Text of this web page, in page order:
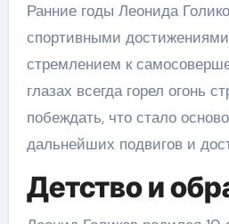
Ранние годы Леонида
спортивными
стремлением к
глазах всегда горел огонь
побеждать, что стало
дальнейших подвигов и
Детство и